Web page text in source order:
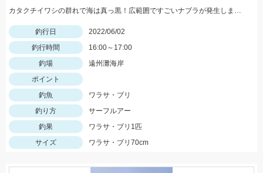
カタクチイワシの群れで海は真っ黒！広範囲ですごいナブラが発生しました！
釣行日
2022/06/02
釣行時間
16:00～17:00
釣場
遠州灘海岸
ポイント
釣魚
ワラサ・ブリ
釣り方
サーフルアー
釣果
ワラサ・ブリ1匹
サイズ
ワラサ・ブリ70cm